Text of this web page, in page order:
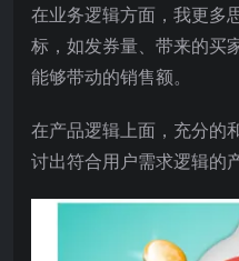
在业务逻辑方面，我更多
标，如发券量、带来的买
能够带动的销售额。
在产品逻辑上面，充分的
讨出符合用户需求逻辑的